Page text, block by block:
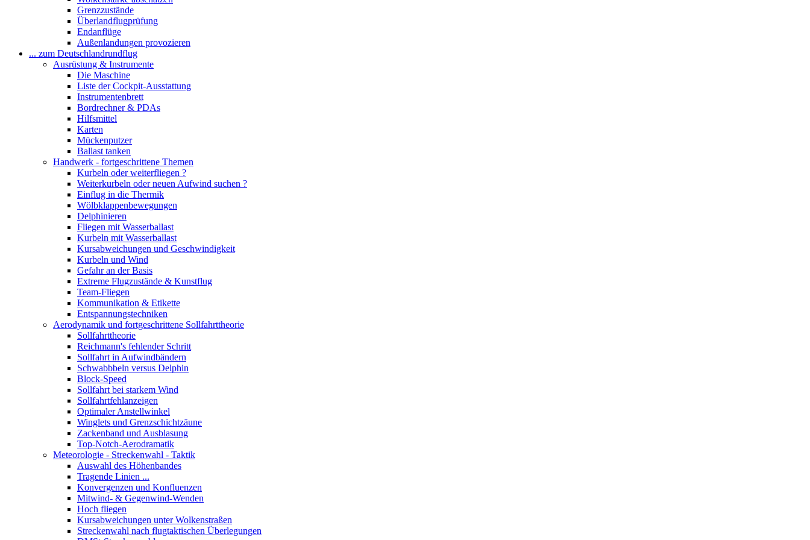
Grenzzustände
Überlandflugprüfung
Endanflüge
Außenlandungen provozieren
... zum Deutschlandrundflug
Ausrüstung & Instrumente
Die Maschine
Liste der Cockpit-Ausstattung
Instrumentenbrett
Bordrechner & PDAs
Hilfsmittel
Karten
Mückenputzer
Ballast tanken
Handwerk - fortgeschrittene Themen
Kurbeln oder weiterfliegen ?
Weiterkurbeln oder neuen Aufwind suchen ?
Einflug in die Thermik
Wölbklappenbewegungen
Delphinieren
Fliegen mit Wasserballast
Kurbeln mit Wasserballast
Kursabweichungen und Geschwindigkeit
Kurbeln und Wind
Gefahr an der Basis
Extreme Flugzustände & Kunstflug
Team-Fliegen
Kommunikation & Etikette
Entspannungstechniken
Aerodynamik und fortgeschrittene Sollfahrttheorie
Sollfahrttheorie
Reichmann's fehlender Schritt
Sollfahrt in Aufwindbändern
Schwabbbeln versus Delphin
Block-Speed
Sollfahrt bei starkem Wind
Sollfahrtfehlanzeigen
Optimaler Anstellwinkel
Winglets und Grenzschichtzäune
Zackenband und Ausblasung
Top-Notch-Aerodramatik
Meteorologie - Streckenwahl - Taktik
Auswahl des Höhenbandes
Tragende Linien ...
Konvergenzen und Konfluenzen
Mitwind- & Gegenwind-Wenden
Hoch fliegen
Kursabweichungen unter Wolkenstraßen
Streckenwahl nach flugtaktischen Überlegungen